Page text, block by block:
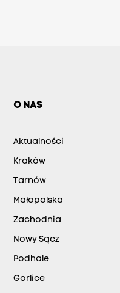
O NAS
Aktualności
Kraków
Tarnów
Małopolska
Zachodnia
Nowy Sącz
Podhale
Gorlice